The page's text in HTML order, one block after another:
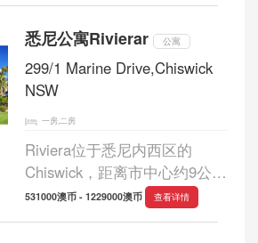
方式，同时沉浸在蜿蜒的海
湾、绿荫草坪和开阔...
悉尼公寓Rivierar 公寓
299/1 Marine Drive,Chiswick
NSW
一房,二房
Riviera位于悉尼内西区的
Chiswick，距离市中心约9公
里，周边环绕着各色时尚商
店、优质餐馆、丰富的娱乐设
531000澳币 - 1229000澳币 查看详情